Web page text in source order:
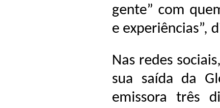
gente” com
e experiências”,
Nas redes
sua saída da
emissora três